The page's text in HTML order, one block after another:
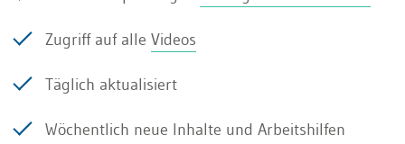
1. Wertschätzung
erbrachte Leistungen dar.
Zugriff auf alle Videos
Täglich aktualisiert
Wöchentlich neue Inhalte und Arbeitshilfen